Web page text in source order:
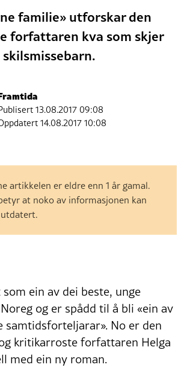
familie» utforskar den
forfattaren kva som skjer
13.08.2017 09:08
14.08.2017 10:08
artikkelen er eldre enn 1 år gamal.
at noko av informasjonen kan
ein av dei beste, unge
og er spådd til å bli «ein av
samtidsforteljarar». No er den
kritikarroste forfattaren Helga
med ein ny roman.